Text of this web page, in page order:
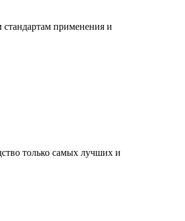
применения и
только самых лучших и